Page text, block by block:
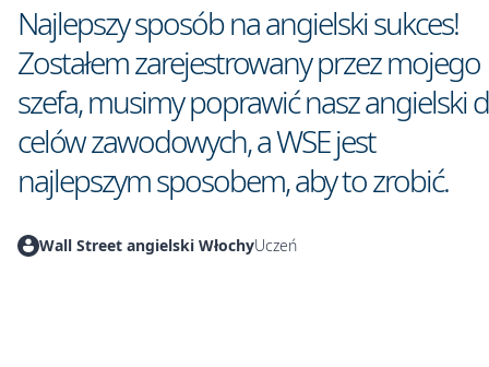
Najlepszy sposób na angielski sukces!
Zostałem zarejestrowany przez mojego
szefa, musimy poprawić nasz angielski
celów zawodowych, a WSE jest
najlepszym sposobem, aby to zrobić.
Wall Street angielski WłochyUczeń